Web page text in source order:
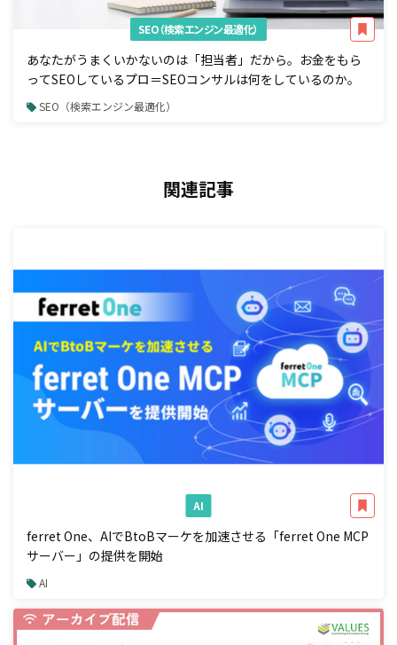
SEO（検索エンジン最適化）
あなたがうまくいかないのは「担当者」だから。お金をもら
ってSEOしているプロ＝SEOコンサルは何をしているのか。
SEO（検索エンジン最適化）
関連記事
AI
ferret One、AIでBtoBマーケを加速させる「ferret One MCP
サーバー」の提供を開始
AI